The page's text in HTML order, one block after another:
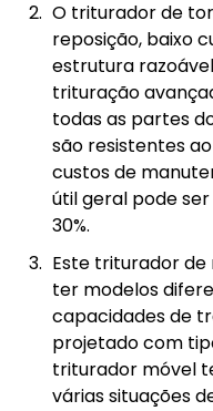
O triturador de
reposição, baixo
estrutura
trituração
todas as partes
são resistentes
custos de
útil geral pode
30%.
Este triturador
ter modelos
capacidades de
projetado com
triturador móvel
várias situações